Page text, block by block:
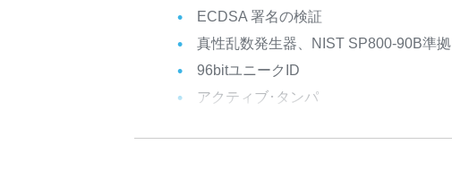
ECDSA 署名の検証
真性乱数発生器、NIST SP800-90B準拠
96bitユニークID
アクティブ･タンパ